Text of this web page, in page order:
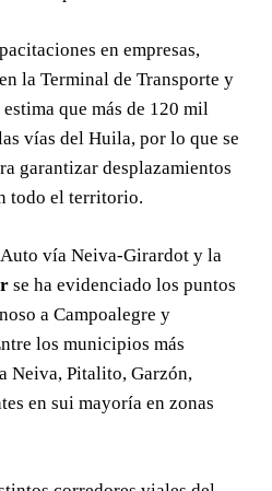
en empresas,
la Terminal de Transporte y
que más de 120 mil
vías del Huila, por lo que se
garantizar desplazamientos
todo el territorio.
vía Neiva-Girardot y la
se ha evidenciado los puntos
a Campoalegre y
los municipios más
Neiva, Pitalito, Garzón,
en sui mayoría en zonas